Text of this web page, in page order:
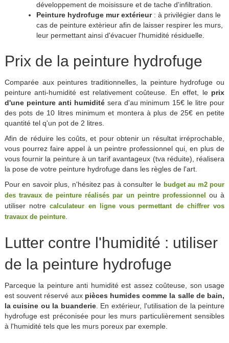
développement de moisissure et de tache d'infiltration.
Peinture hydrofuge mur extérieur : à privilégier dans le
cas de peinture extèrieur afin de laisser respirer les murs,
leur permettant ainsi d'évacuer l'humidité résiduelle.
Prix de la peinture hydrofuge
Comparée aux peintures traditionnelles, la peinture hydrofuge ou
peinture anti-humidité est relativement coûteuse. En effet, le prix
d'une peinture anti humidité sera d'au minimum 15€ le litre pour
des pots de 10 litres minimum et montera à plus de 25€ en petite
quantité tel q'un pot de 2 litres.
Afin de réduire les coûts, et pour obtenir un résultat irréprochable,
vous pourrez faire appel à un peintre professionnel qui, en plus de
vous fournir la peinture à un tarif avantageux (tva réduite), réalisera
la pose de votre peinture hydrofuge dans les règles de l'art.
Pour en savoir plus, n'hésitez pas à consulter le budget au m2 pour
des travaux de peinture réalisés par un peintre professionnel
ou à
utiliser notre calculateur en ligne vous permettant de chiffrer vos
travaux de peinture.
Lutter contre l'humidité : utiliser
de la peinture hydrofuge
Parceque la peinture anti humidité est assez coûteuse, son usage
est souvent réservé aux pièces humides comme la salle de bain,
la cuisine ou la buanderie. En extérieur, l'utilisation de la peinture
hydrofuge est préconisée pour les murs particulièrement sensibles
à l'humidité tels que les murs poreux par exemple.